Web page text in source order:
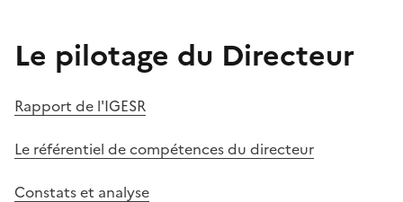
Le pilotage du Directeur
Rapport de l'IGESR
Le référentiel de compétences du directeur
Constats et analyse